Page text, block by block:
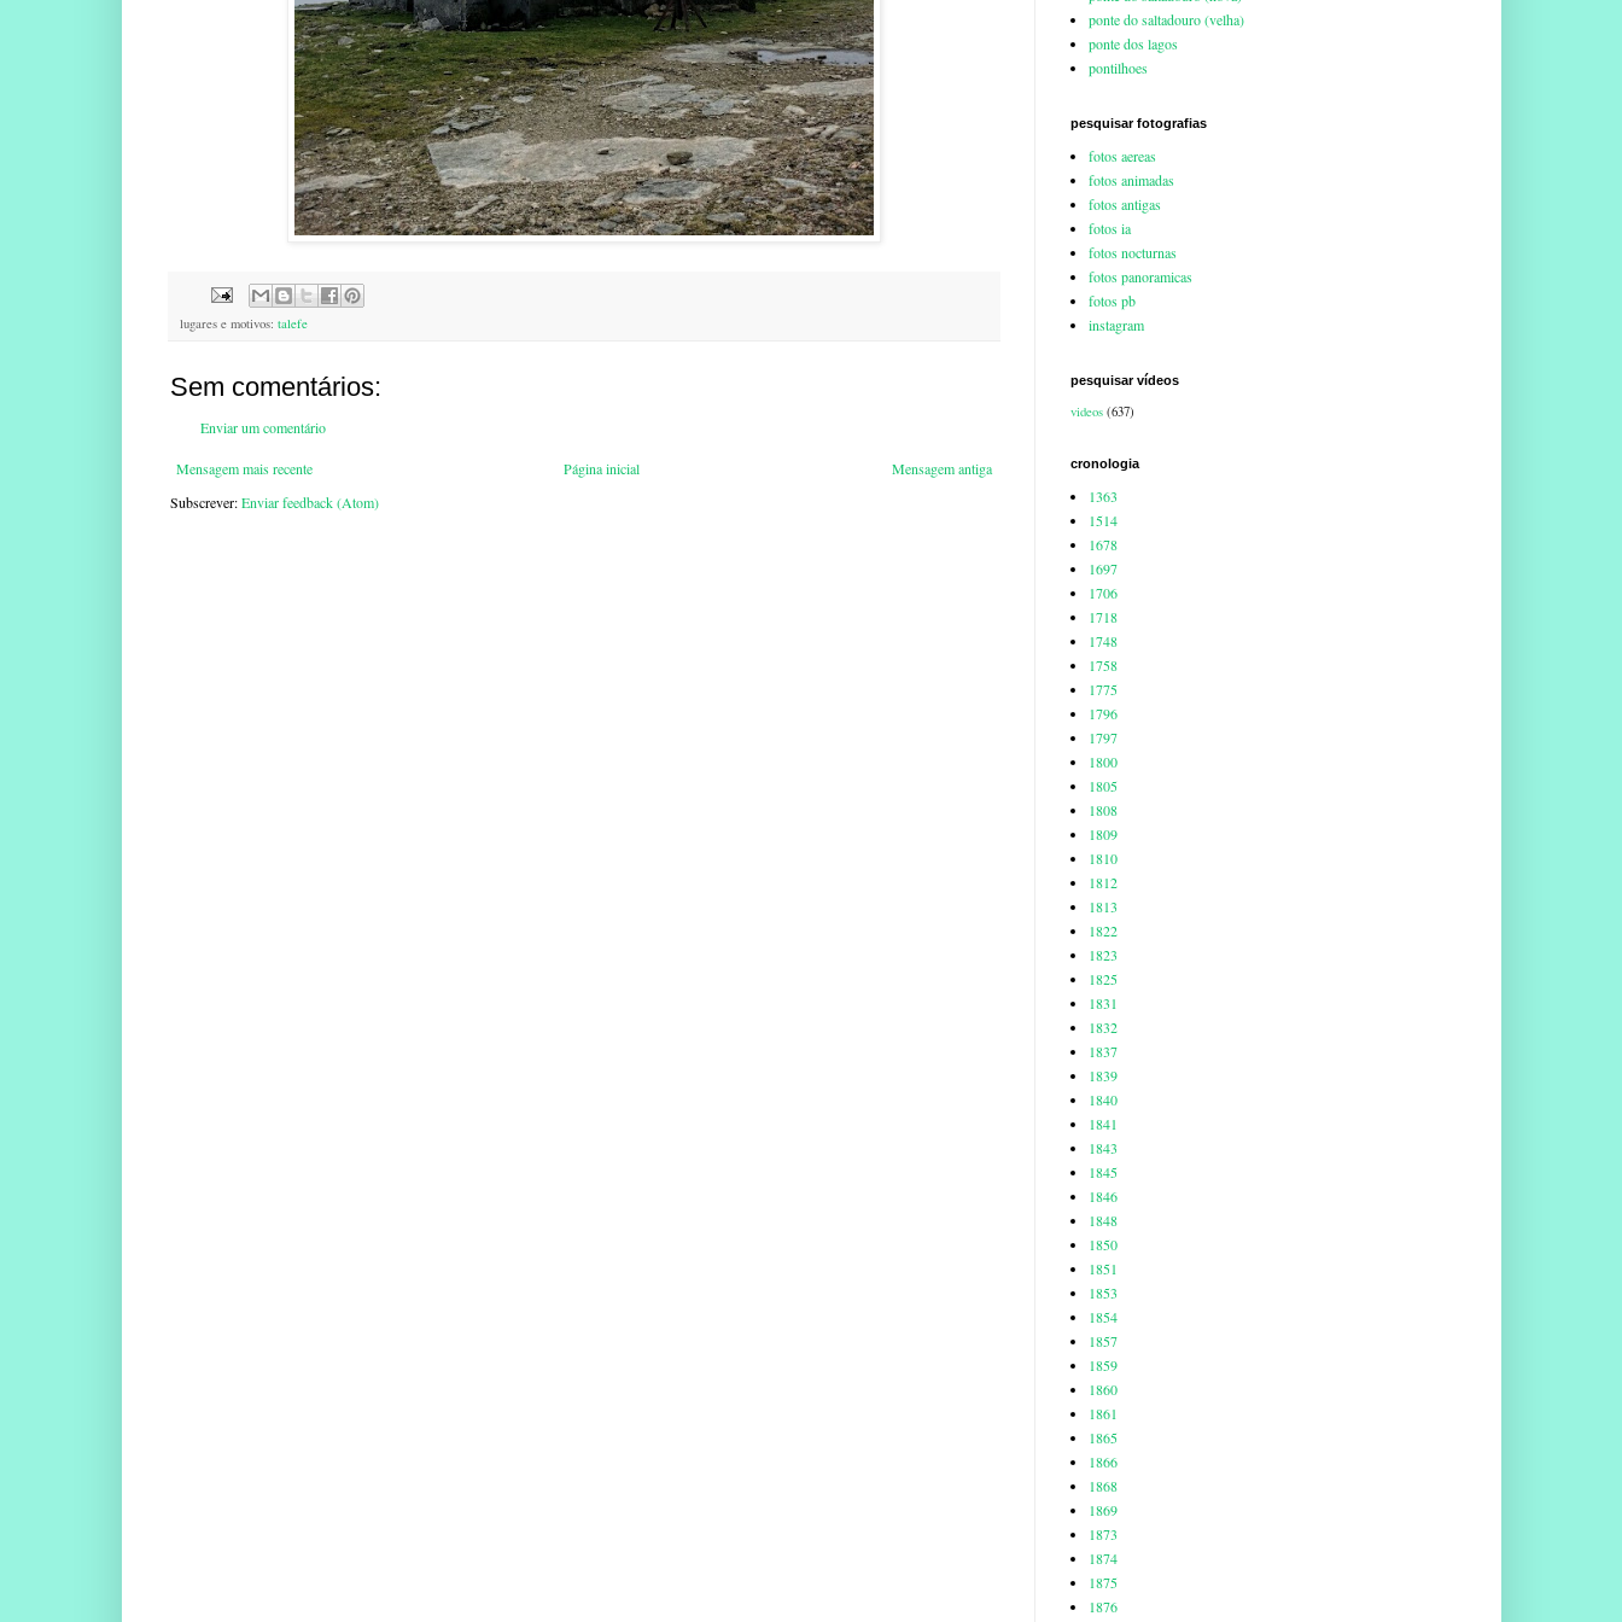
lugares e motivos: talefe
Sem comentários:
Enviar um comentário
Mensagem mais recente Mensagem antiga
Página inicial
Subscrever:Enviar feedback (Atom)
ponte do saltadouro (velha)
ponte dos lagos
pontilhoes
pesquisar fotografias
fotos aereas
fotos animadas
fotos antigas
fotos ia
fotos nocturnas
fotos panoramicas
fotos pb
instagram
pesquisar vídeos
videos (637)
cronologia
1363
1514
1678
1697
1706
1718
1748
1758
1775
1796
1797
1800
1805
1808
1809
1810
1812
1813
1822
1823
1825
1831
1832
1837
1839
1840
1841
1843
1845
1846
1848
1850
1851
1853
1854
1857
1859
1860
1861
1865
1866
1868
1869
1873
1874
1875
1876